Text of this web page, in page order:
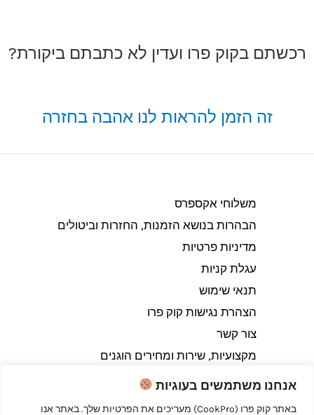
אנחנו משתמשים בעוגיות
באתר קוק פרו (CookPro) מעריכים את הפרטיות שלך. באתר אנו
רכשתם בקוק פרו ועדין לא כתבתם ביקורת?
זה הזמן להראות לנו אהבה בחזרה
משלוחי אקספרס
הבהרות בנושא הזמנות, החזרות וביטולים​
מדיניות פרטיות
עגלת קניות
תנאי שימוש
הצהרת נגישות קוק פרו
צור קשר
מקצועיות, שירות ומחירים הוגנים